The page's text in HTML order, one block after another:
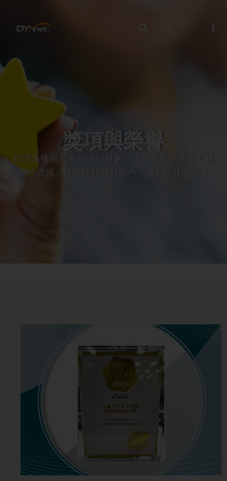
獎項與榮譽
我們為獲得的榮譽感到自豪，這些榮譽不僅認可我
們的成就，還包括我們對客戶、員工和社區的承